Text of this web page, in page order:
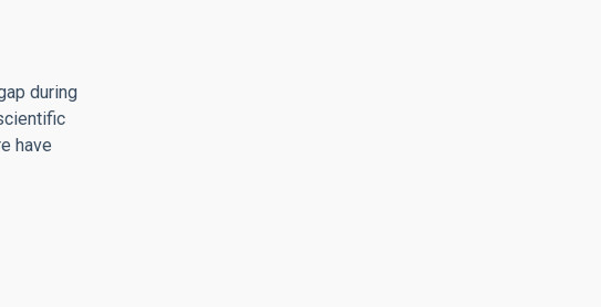
during
have